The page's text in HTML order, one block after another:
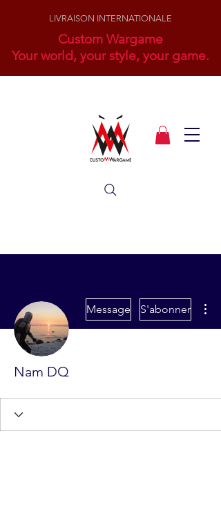
LIVRAISON INTERNATIONALE
Custom Wargame
Your world, your style, your game.
Message S'abonner
Nam DQ